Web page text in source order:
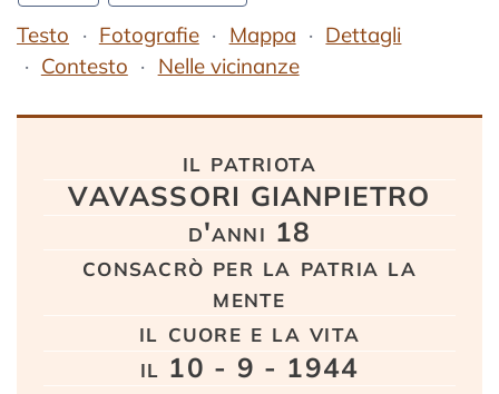
Testo Fotografie Mappa
Dettagli
Contesto
Nelle vicinanze
il patriota
VAVASSORI GIANPIETRO
d'anni 18
consacrò per la patria la
mente
il cuore e la vita
il 10 - 9 - 1944